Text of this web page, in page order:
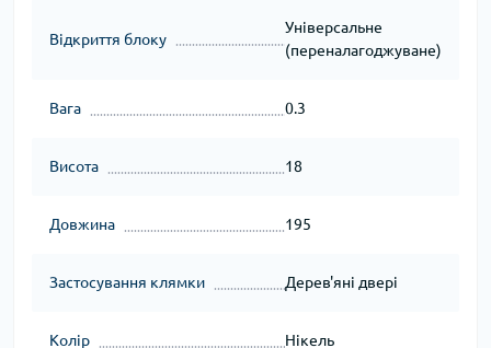
Відкриття блоку
Універсальне
(переналагоджуване)
Вага 0.3
Висота 18
Довжина 195
Застосування клямки Дерев'яні двері
Колір Нікель